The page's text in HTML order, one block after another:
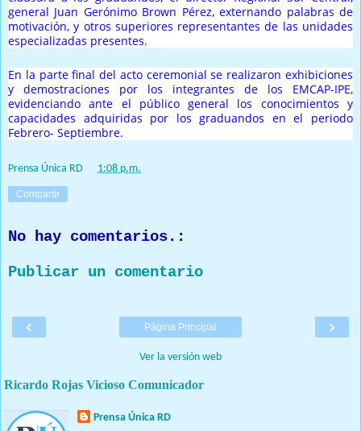
general Juan Gerónimo Brown Pérez, externando palabras de
motivación, y otros superiores representantes de las unidades
especializadas presentes.
En la parte final del acto ceremonial se realizaron exhibiciones
y demostraciones por los integrantes de los EMCAP-IPE,
evidenciando ante el público general los conocimientos y
capacidades adquiridas por los graduandos en el periodo
Febrero- Septiembre.
Prensa Única RD 1:08 p.m.
Compartir
No hay comentarios.:
Publicar un comentario
‹ ›
Página Principal
Ver la versión web
Ricardo Rojas Vicioso Comunicador
Prensa Única RD